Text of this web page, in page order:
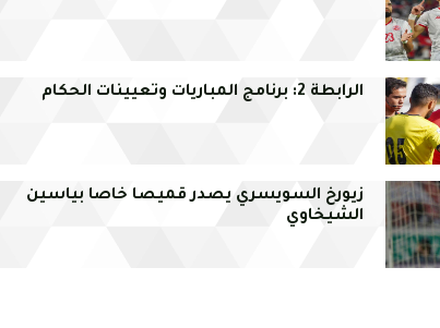
الرابطة 2: برنامج المباريات وتعيينات الحكام
زيورخ السويسري يصدر قميصا خاصا بياسين
الشيخاوي